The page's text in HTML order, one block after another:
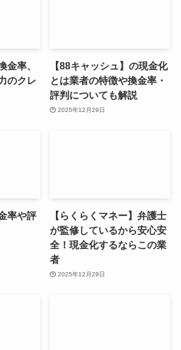
金率、
のクレ
【88キャッシュ】の現金化
とは業者の特徴や換金率・
評判についても解説
2025年12月29日
率や評
【らくらくマネー】弁護士
が監修しているから安心安
全！現金化するならこの業
者
2025年12月29日